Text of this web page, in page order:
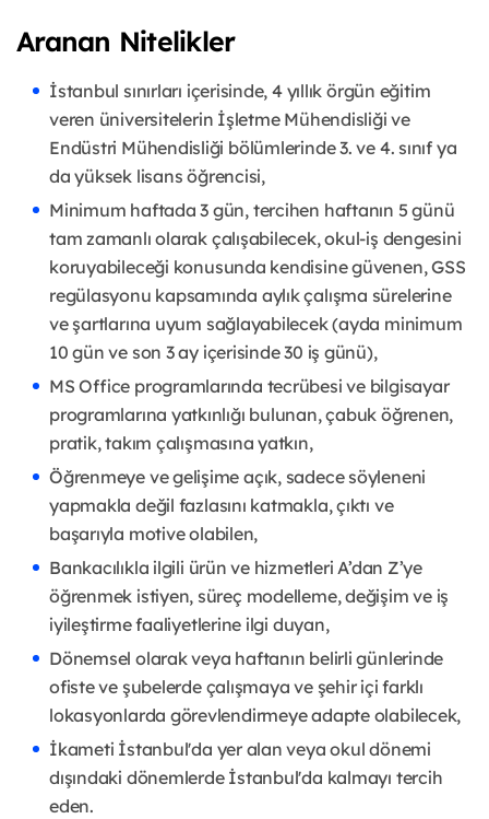
Aranan Nitelikler
İstanbul sınırları içerisinde, 4 yıllık örgün eğitim
veren üniversitelerin İşletme Mühendisliği ve
Endüstri Mühendisliği bölümlerinde 3. ve 4. sınıf ya
da yüksek lisans öğrencisi,
Minimum haftada 3 gün, tercihen haftanın 5 günü
tam zamanlı olarak çalışabilecek, okul-iş dengesini
koruyabileceği konusunda kendisine güvenen, GSS
regülasyonu kapsamında aylık çalışma sürelerine
ve şartlarına uyum sağlayabilecek (ayda minimum
10 gün ve son 3 ay içerisinde 30 iş günü),
MS Office programlarında tecrübesi ve bilgisayar
programlarına yatkınlığı bulunan, çabuk öğrenen,
pratik, takım çalışmasına yatkın,
Öğrenmeye ve gelişime açık, sadece söyleneni
yapmakla değil fazlasını katmakla, çıktı ve
başarıyla motive olabilen,
Bankacılıkla ilgili ürün ve hizmetleri A’dan Z’ye
öğrenmek istiyen, süreç modelleme, değişim ve iş
iyileştirme faaliyetlerine ilgi duyan,
Dönemsel olarak veya haftanın belirli günlerinde
ofiste ve şubelerde çalışmaya ve şehir içi farklı
lokasyonlarda görevlendirmeye adapte olabilecek,
İkameti İstanbul'da yer alan veya okul dönemi
dışındaki dönemlerde İstanbul'da kalmayı tercih
eden.